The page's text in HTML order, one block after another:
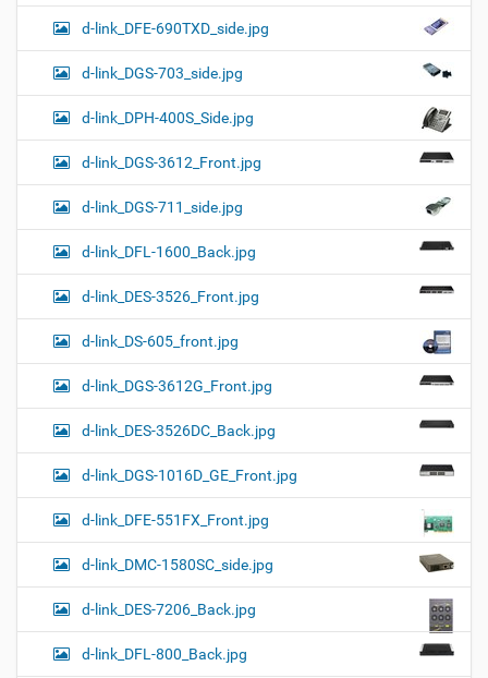
d-link_DFE-690TXD_side.jpg
d-link_DGS-703_side.jpg
d-link_DPH-400S_Side.jpg
d-link_DGS-3612_Front.jpg
d-link_DGS-711_side.jpg
d-link_DFL-1600_Back.jpg
d-link_DES-3526_Front.jpg
d-link_DS-605_front.jpg
d-link_DGS-3612G_Front.jpg
d-link_DES-3526DC_Back.jpg
d-link_DGS-1016D_GE_Front.jpg
d-link_DFE-551FX_Front.jpg
d-link_DMC-1580SC_side.jpg
d-link_DES-7206_Back.jpg
d-link_DFL-800_Back.jpg